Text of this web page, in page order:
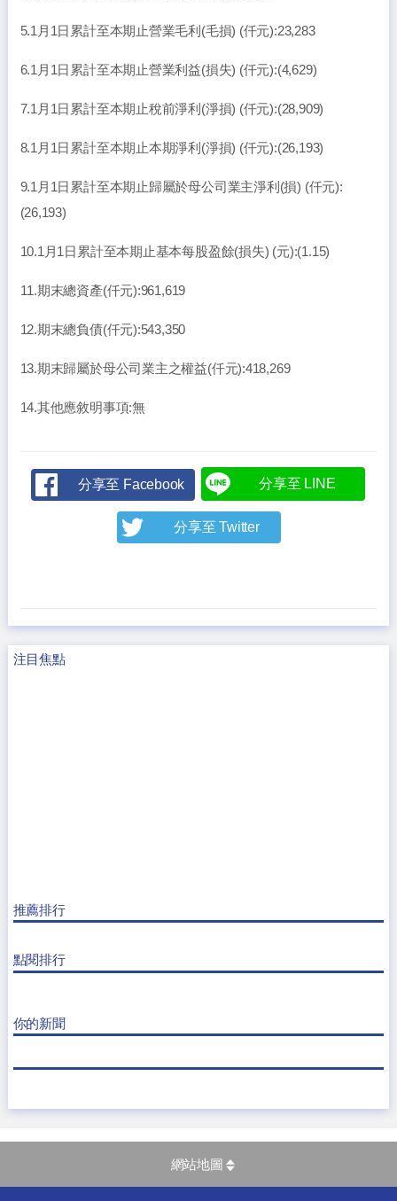
5.1月1日累計至本期止營業毛利(毛損) (仟元):23,283
6.1月1日累計至本期止營業利益(損失) (仟元):(4,629)
7.1月1日累計至本期止稅前淨利(淨損) (仟元):(28,909)
8.1月1日累計至本期止本期淨利(淨損) (仟元):(26,193)
9.1月1日累計至本期止歸屬於母公司業主淨利(損) (仟元):
(26,193)
10.1月1日累計至本期止基本每股盈餘(損失) (元):(1.15)
11.期末總資產(仟元):961,619
12.期末總負債(仟元):543,350
13.期末歸屬於母公司業主之權益(仟元):418,269
14.其他應敘明事項:無
分享至 Facebook 分享至 LINE
分享至 Twitter
注目焦點
推薦排行
點閱排行
你的新聞
網站地圖